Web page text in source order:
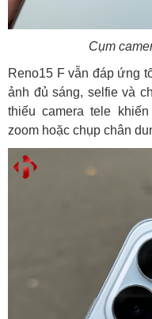
Cụm
Reno15 F vẫn đáp ứng
ảnh đủ sáng, selfie và
thiếu camera tele
zoom hoặc chụp chân